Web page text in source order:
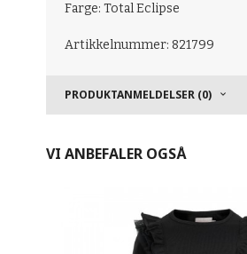
Farge: Total Eclipse
Artikkelnummer: 821799
PRODUKTANMELDELSER (0)
VI ANBEFALER OGSÅ